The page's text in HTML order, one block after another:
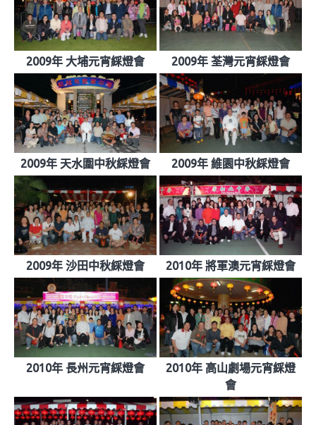
2009年 大埔元宵綵燈會 2009年 荃灣元宵綵燈會
2009年 天水圍中秋綵燈會 2009年 維園中秋綵燈會
2009年 沙田中秋綵燈會 2010年 將軍澳元宵綵燈會
2010年 長州元宵綵燈會
2010年 高山劇場元宵綵燈
會